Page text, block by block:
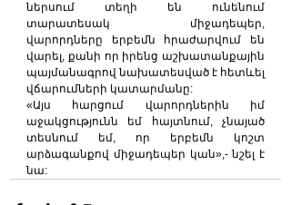
ներսում տեղի են ունենում
տարատեսակ միջադեպեր,
վարորդները երբեմն հրաժարվում են
վարել, քանի որ իրենց աշխատանքային
պայմանագրով նախատեսված է հետևել
վճարումների կատարմանը:
«Այս հարցում վարորդներին իմ
աջակցությունն եմ հայտնում, չնայած
տեսնում եմ, որ երբեմն կոշտ
արձագանքով միջադեպեր կան»,- նշել է
նա: